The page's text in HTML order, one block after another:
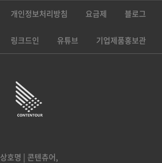
개인정보처리방침 요금제 블로그
링크드인 유튜브 기업제품홍보관
상호명 | 콘텐츄어,